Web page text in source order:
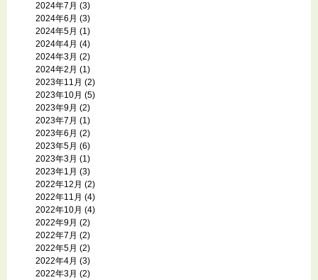
2024年7月 (3)
2024年6月 (3)
2024年5月 (1)
2024年4月 (4)
2024年3月 (2)
2024年2月 (1)
2023年11月 (2)
2023年10月 (5)
2023年9月 (2)
2023年7月 (1)
2023年6月 (2)
2023年5月 (6)
2023年3月 (1)
2023年1月 (3)
2022年12月 (2)
2022年11月 (4)
2022年10月 (4)
2022年9月 (2)
2022年7月 (2)
2022年5月 (2)
2022年4月 (3)
2022年3月 (2)